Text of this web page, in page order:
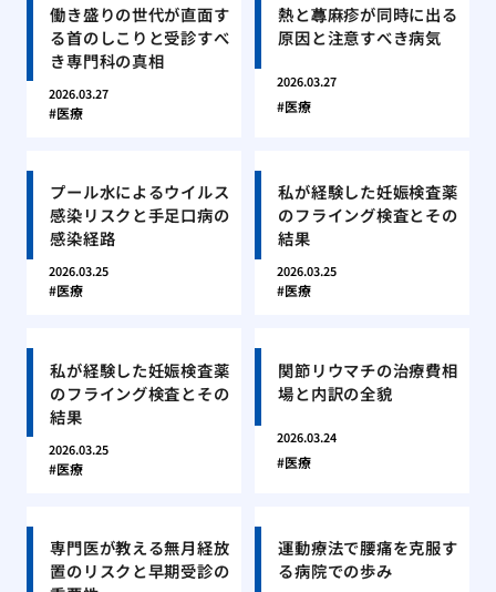
働き盛りの世代が直面す
る首のしこりと受診すべ
き専門科の真相
2026.03.27
医療
熱と蕁麻疹が同時に出る
原因と注意すべき病気
2026.03.27
医療
プール水によるウイルス
感染リスクと手足口病の
感染経路
2026.03.25
医療
私が経験した妊娠検査薬
のフライング検査とその
結果
2026.03.25
医療
私が経験した妊娠検査薬
のフライング検査とその
結果
2026.03.25
医療
関節リウマチの治療費相
場と内訳の全貌
2026.03.24
医療
専門医が教える無月経放
置のリスクと早期受診の
運動療法で腰痛を克服す
る病院での歩み